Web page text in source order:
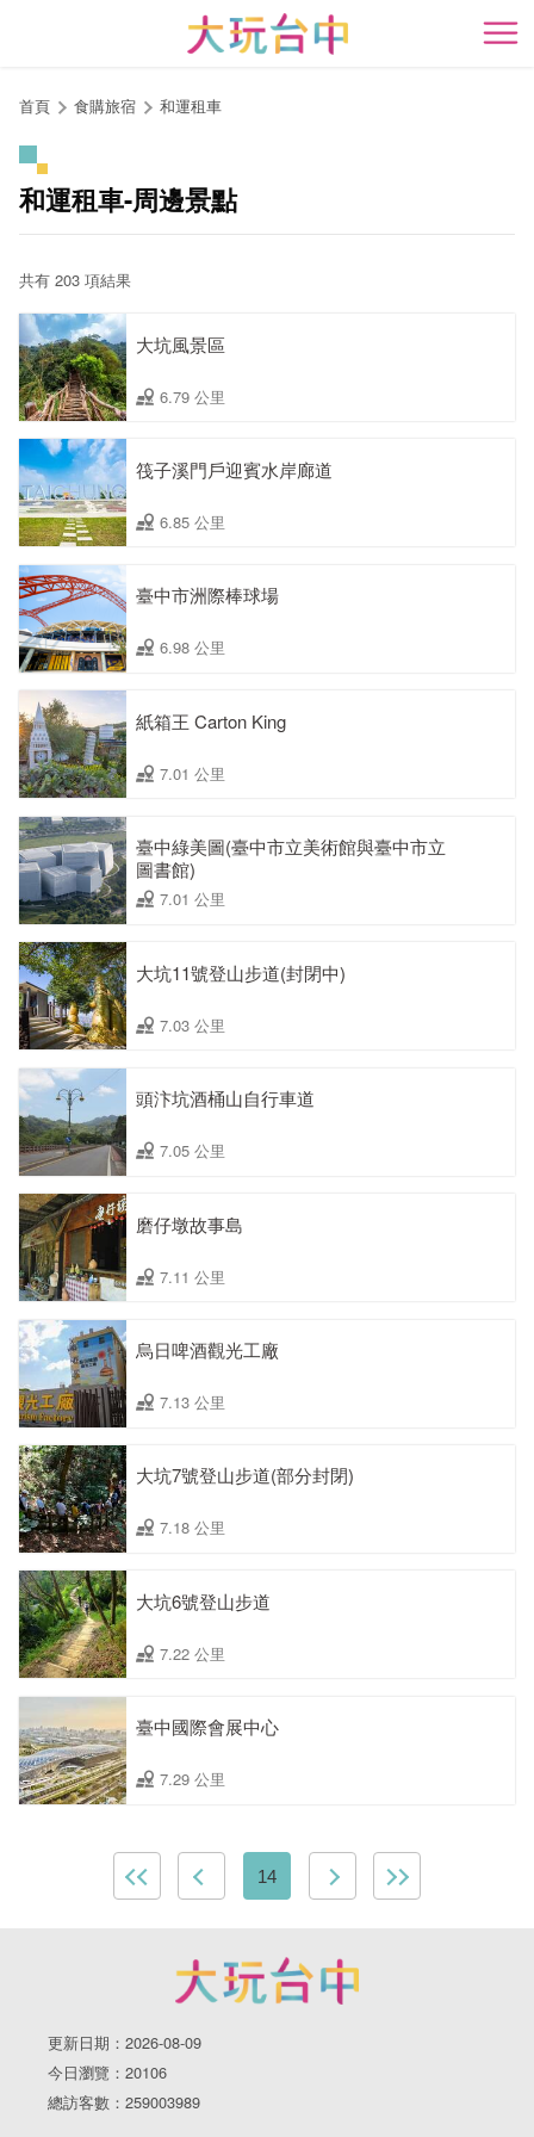
開
首頁 食購旅宿 和運租車
和運租車-周邊景點
共有 203 項結果
大坑風景區
6.79 公里
筏子溪門戶迎賓水岸廊道
6.85 公里
臺中市洲際棒球場
6.98 公里
紙箱王 Carton King
7.01 公里
臺中綠美圖(臺中市立美術館與臺中市立
圖書館)
7.01 公里
大坑11號登山步道(封閉中)
7.03 公里
頭汴坑酒桶山自行車道
7.05 公里
磨仔墩故事島
7.11 公里
烏日啤酒觀光工廠
7.13 公里
大坑7號登山步道(部分封閉)
7.18 公里
大坑6號登山步道
7.22 公里
臺中國際會展中心
7.29 公里
14
更新日期：2026-08-09
今日瀏覽：20106
總訪客數：259003989